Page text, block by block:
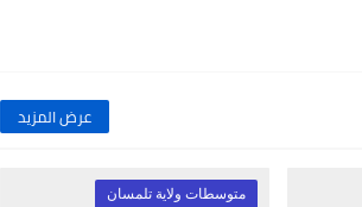
عرض المزيد
متوسطات ولاية تلمسان